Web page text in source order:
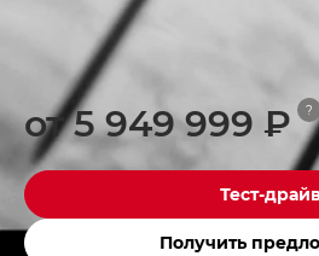
от 5 949 999 ₽ ?
Тест-драйв
Получить